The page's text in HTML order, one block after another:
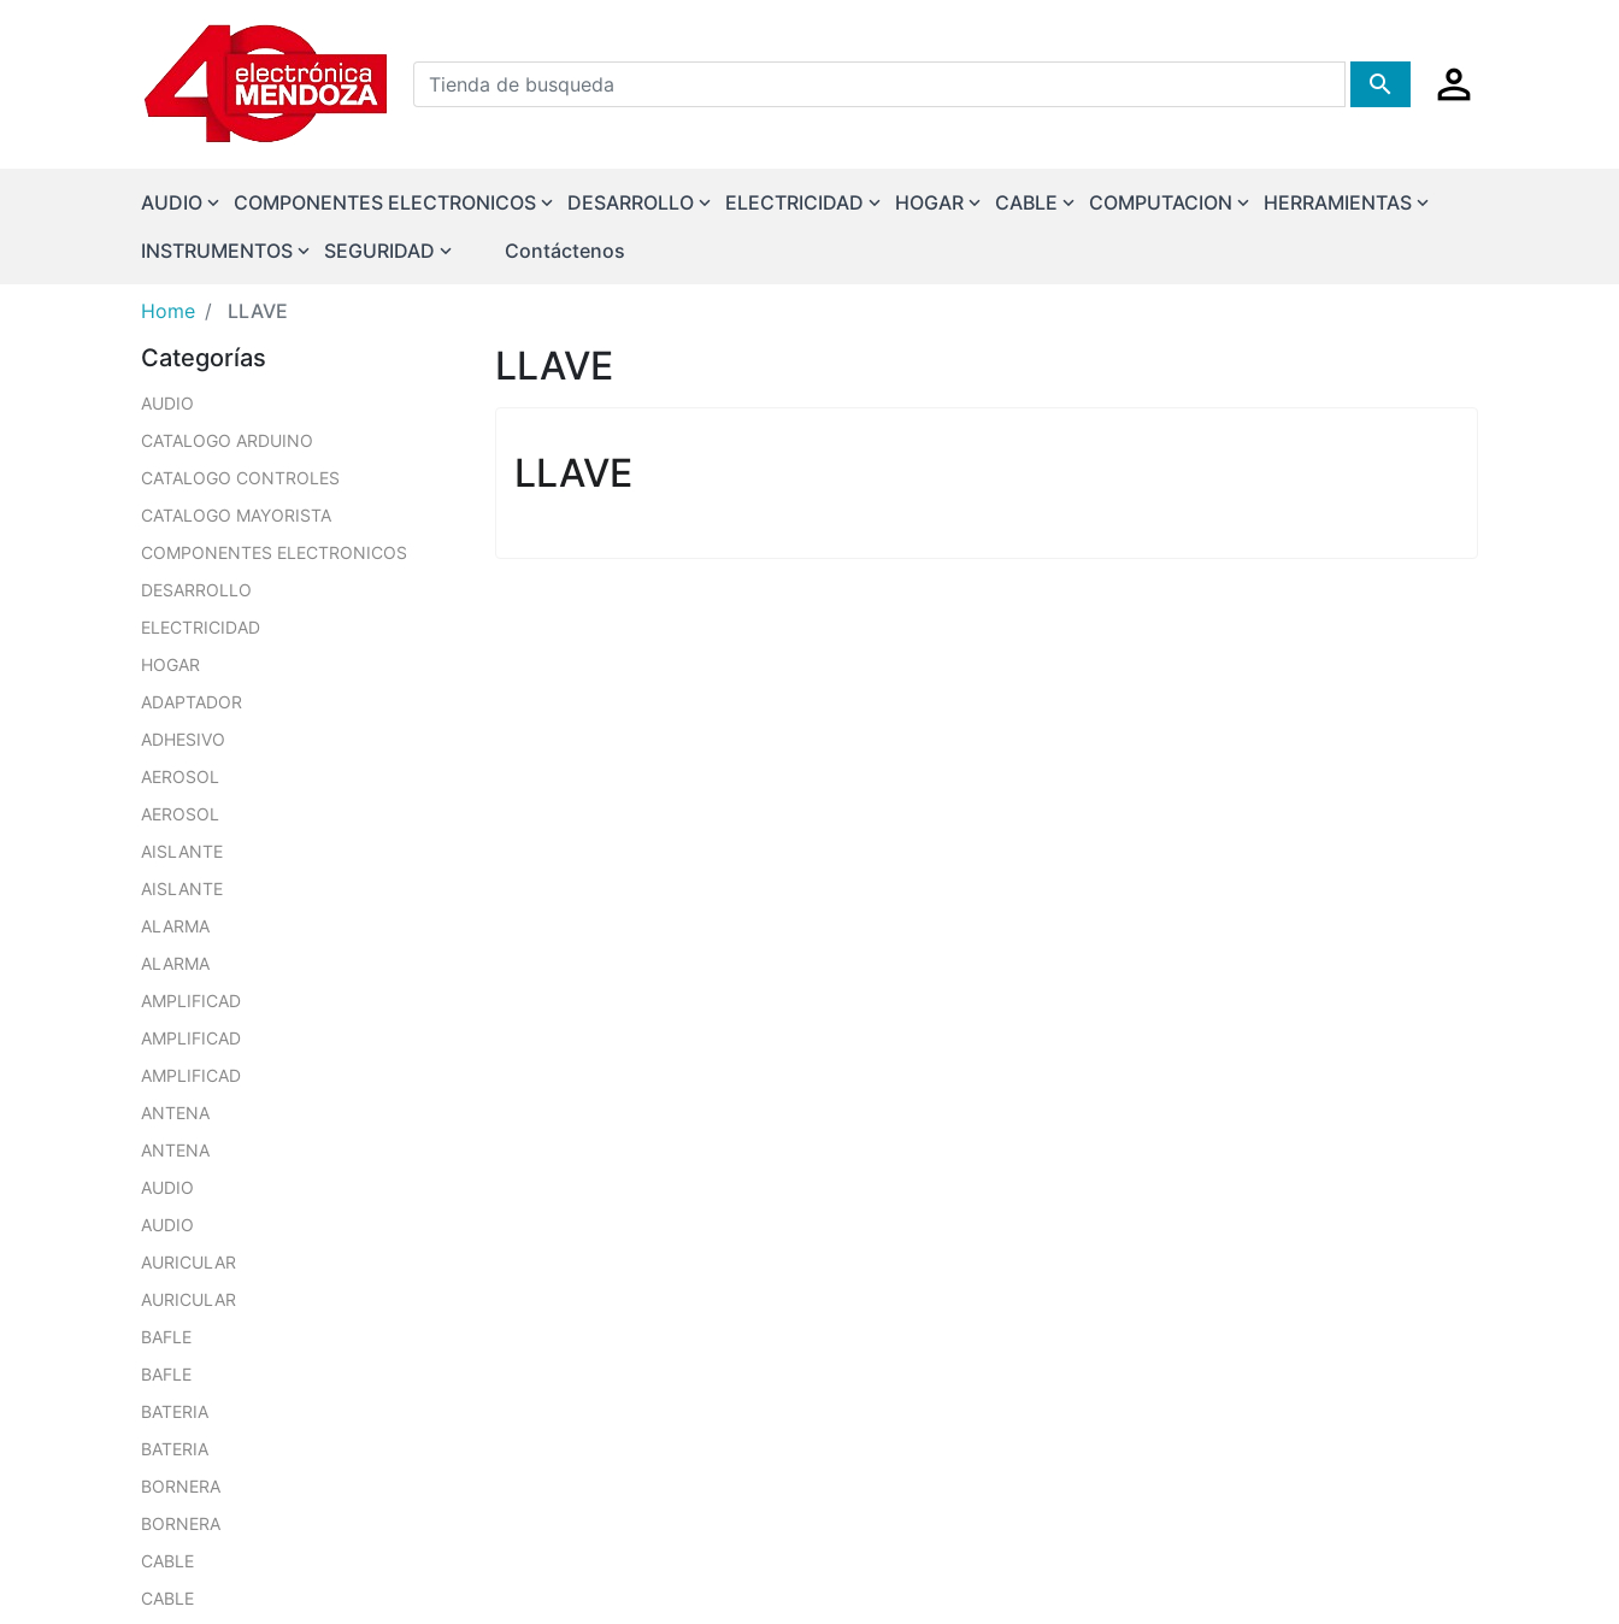
Tienda de busqueda Tienda de busqueda
AUDIO COMPONENTES ELECTRONICOS DESARROLLO ELECTRICIDAD HOGAR CABLE COMPUTACION
HERRAMIENTAS
INSTRUMENTOS
SEGURIDAD Contáctenos
Home LLAVE
Categorías
AUDIO
CATALOGO ARDUINO
CATALOGO CONTROLES
CATALOGO MAYORISTA
COMPONENTES ELECTRONICOS
DESARROLLO
ELECTRICIDAD
HOGAR
ADAPTADOR
ADHESIVO
AEROSOL
AEROSOL
AISLANTE
AISLANTE
ALARMA
ALARMA
AMPLIFICAD
AMPLIFICAD
AMPLIFICAD
ANTENA
ANTENA
AUDIO
AUDIO
AURICULAR
AURICULAR
BAFLE
BAFLE
BATERIA
BATERIA
BORNERA
BORNERA
CABLE
CABLE
LLAVE
LLAVE